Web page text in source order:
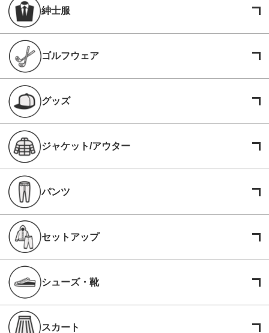
紳士服
ゴルフウェア
グッズ
ジャケット/アウター
パンツ
セットアップ
シューズ・靴
スカート